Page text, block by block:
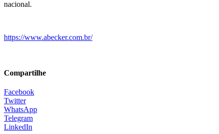
nacional.
https://www.abecker.com.br/
Compartilhe
Facebook
Twitter
WhatsApp
Telegram
LinkedIn